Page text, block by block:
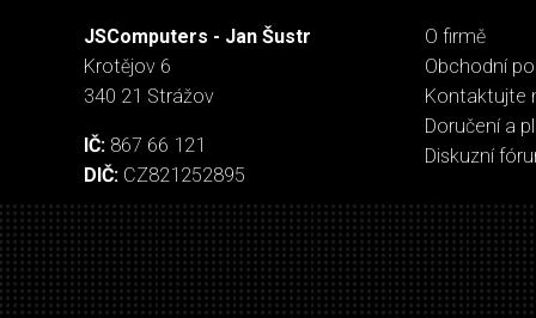
JSComputers - Jan Šustr
Krotějov 6
340 21 Strážov
IČ: 867 66 121
DIČ: CZ821252895
O firmě
Obchodní
Kontaktujte
Doručení a
Diskuzní